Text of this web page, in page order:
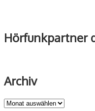
Hörfunkpartner
Archiv
Archiv